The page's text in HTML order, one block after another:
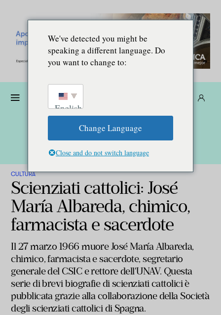
CULTURA
Scienziati cattolici: José
María Albareda, chimico,
farmacista e sacerdote
Il 27 marzo 1966 muore José María Albareda,
chimico, farmacista e sacerdote, segretario
generale del CSIC e rettore dell'UNAV. Questa
serie di brevi biografie di scienziati cattolici è
pubblicata grazie alla collaborazione della Società
degli scienziati cattolici di Spagna.
We've detected you might be
speaking a different language. Do
you want to change to:
English
Change Language
Close and do not switch language